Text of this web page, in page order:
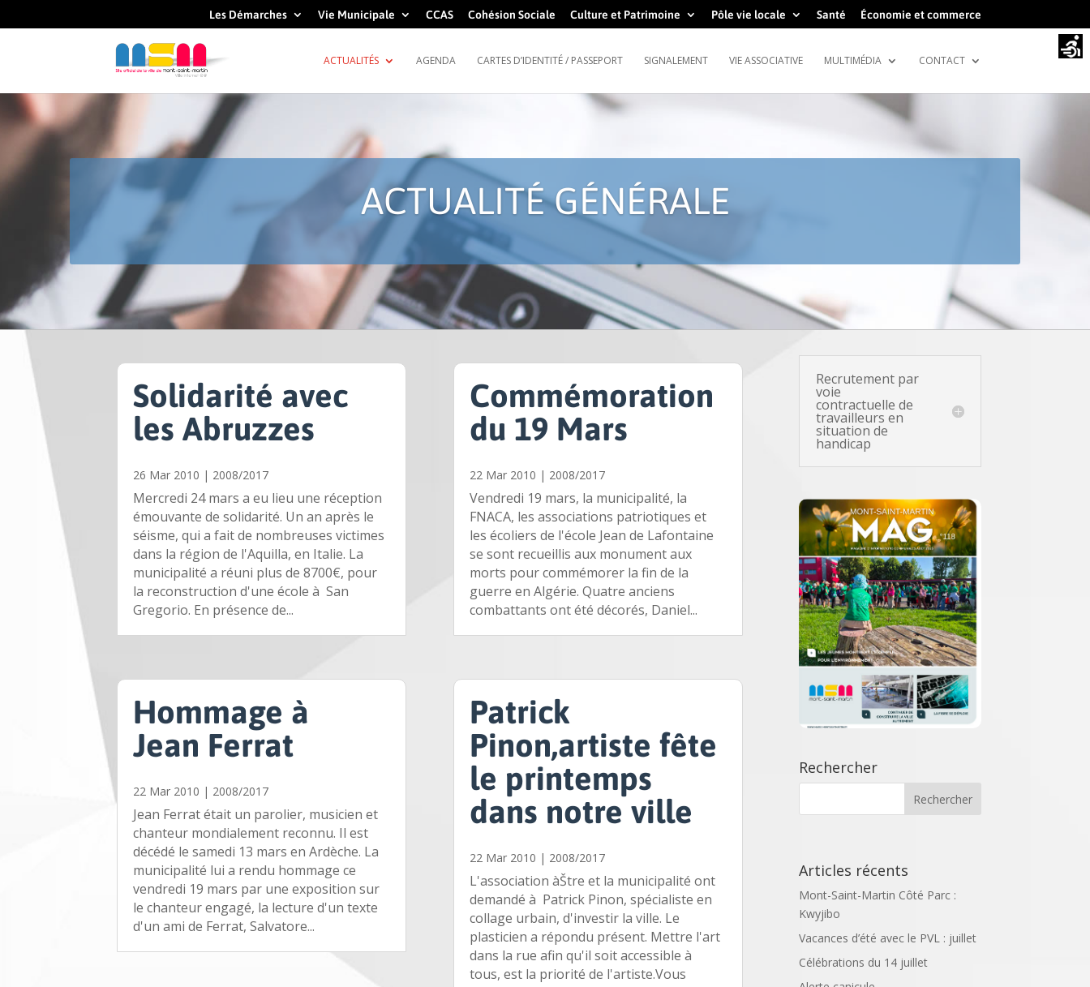
Les Démarches Vie Municipale CCAS Cohésion Sociale Culture et Patrimoine Pôle vie locale Santé Économie et commerce
ACTUALITÉS AGENDA CARTES D’IDENTITÉ / PASSEPORT SIGNALEMENT VIE ASSOCIATIVE MULTIMÉDIA CONTACT
ACTUALITÉ GÉNÉRALE
Solidarité avec
les Abruzzes
26 Mar 2010 | 2008/2017
Mercredi 24 mars a eu lieu une réception
émouvante de solidarité. Un an après le
séisme, qui a fait de nombreuses victimes
dans la région de l'Aquilla, en Italie. La
municipalité a réuni plus de 8700€, pour
la reconstruction d'une école à San
Gregorio. En présence de...
Hommage à
Jean Ferrat
22 Mar 2010 | 2008/2017
Jean Ferrat était un parolier, musicien et
chanteur mondialement reconnu. Il est
décédé le samedi 13 mars en Ardèche. La
municipalité lui a rendu hommage ce
vendredi 19 mars par une exposition sur
le chanteur engagé, la lecture d'un texte
d'un ami de Ferrat, Salvatore...
Commémoration
du 19 Mars
22 Mar 2010 | 2008/2017
Vendredi 19 mars, la municipalité, la
FNACA, les associations patriotiques et
les écoliers de l'école Jean de Lafontaine
se sont recueillis aux monument aux
morts pour commémorer la fin de la
guerre en Algérie. Quatre anciens
combattants ont été décorés, Daniel...
Patrick
Pinon,artiste fête
le printemps
dans notre ville
22 Mar 2010 | 2008/2017
L'association àŠtre et la municipalité ont
demandé à Patrick Pinon, spécialiste en
collage urbain, d'investir la ville. Le
plasticien a répondu présent. Mettre l'art
dans la rue afin qu'il soit accessible à
tous, est la priorité de l'artiste.Vous
Recrutement par
voie
contractuelle de
travailleurs en
situation de
handicap
Rechercher
Articles récents
Mont-Saint-Martin Côté Parc :
Kwyjibo
Vacances d’été avec le PVL : juillet
Célébrations du 14 juillet